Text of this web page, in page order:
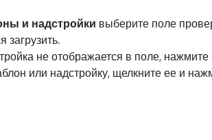
и надстройки выберите поле
загрузить.
не отображается в поле, нажмите
или надстройку, щелкните ее и